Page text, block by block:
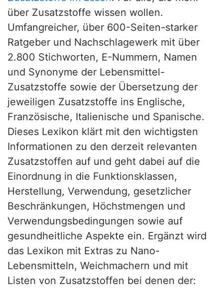
über Zusatzstoffe wissen wollen.
Umfangreicher, über 600-Seiten-starker
Ratgeber und Nachschlagewerk mit über
2.800 Stichworten, E-Nummern, Namen
und Synonyme der Lebensmittel-
Zusatzstoffe sowie der Übersetzung der
jeweiligen Zusatzstoffe ins Englische,
Französische, Italienische und Spanische.
Dieses Lexikon klärt mit den wichtigsten
Informationen zu den derzeit relevanten
Zusatzstoffen auf und geht dabei auf die
Einordnung in die Funktionsklassen,
Herstellung, Verwendung, gesetzlicher
Beschränkungen, Höchstmengen und
Verwendungsbedingungen sowie auf
gesundheitliche Aspekte ein. Ergänzt wird
das Lexikon mit Extras zu Nano-
Lebensmitteln, Weichmachern und mit
Listen von Zusatzstoffen bei denen der: